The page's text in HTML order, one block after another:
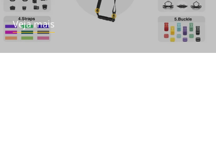
Veja mais